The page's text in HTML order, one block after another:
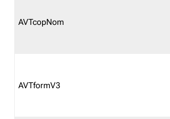
AVTcopNom
AVTformV3